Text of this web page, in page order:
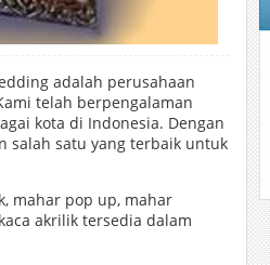
adalah perusahaan
telah berpengalaman
kota di Indonesia. Dengan
salah satu yang terbaik untuk
mahar pop up, mahar
akrilik tersedia dalam